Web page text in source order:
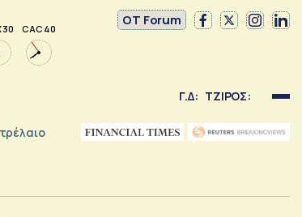
30 CAC 40
OT Forum
Γ.Δ: ΤΖΙΡΟΣ: